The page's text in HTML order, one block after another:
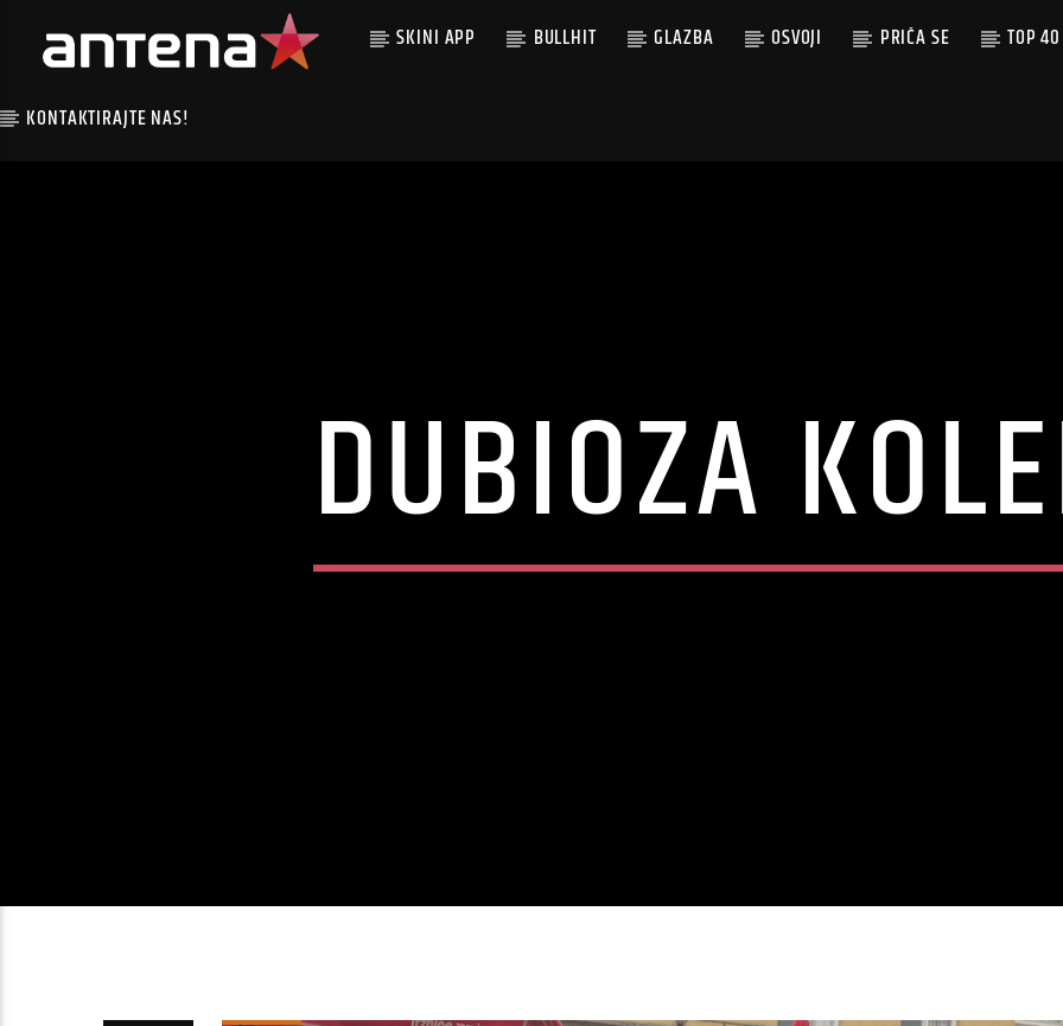
SKINI APP BULLHIT GLAZBA OSVOJI PRIČA SE TOP 40
KONTAKTIRAJTE NAS!
DUBIOZA